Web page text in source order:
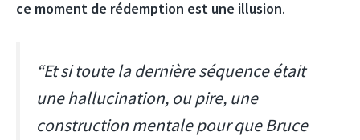
ce moment de rédemption est une illusion.
“Et si toute la dernière séquence était
une hallucination, ou pire, une
construction mentale pour que Bruce